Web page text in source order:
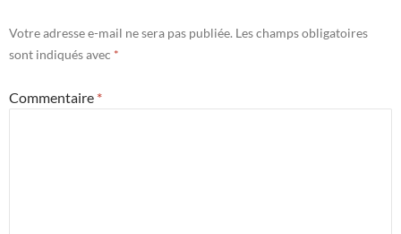
Votre adresse e-mail ne sera pas publiée. Les champs obligatoires
sont indiqués avec *
Commentaire *